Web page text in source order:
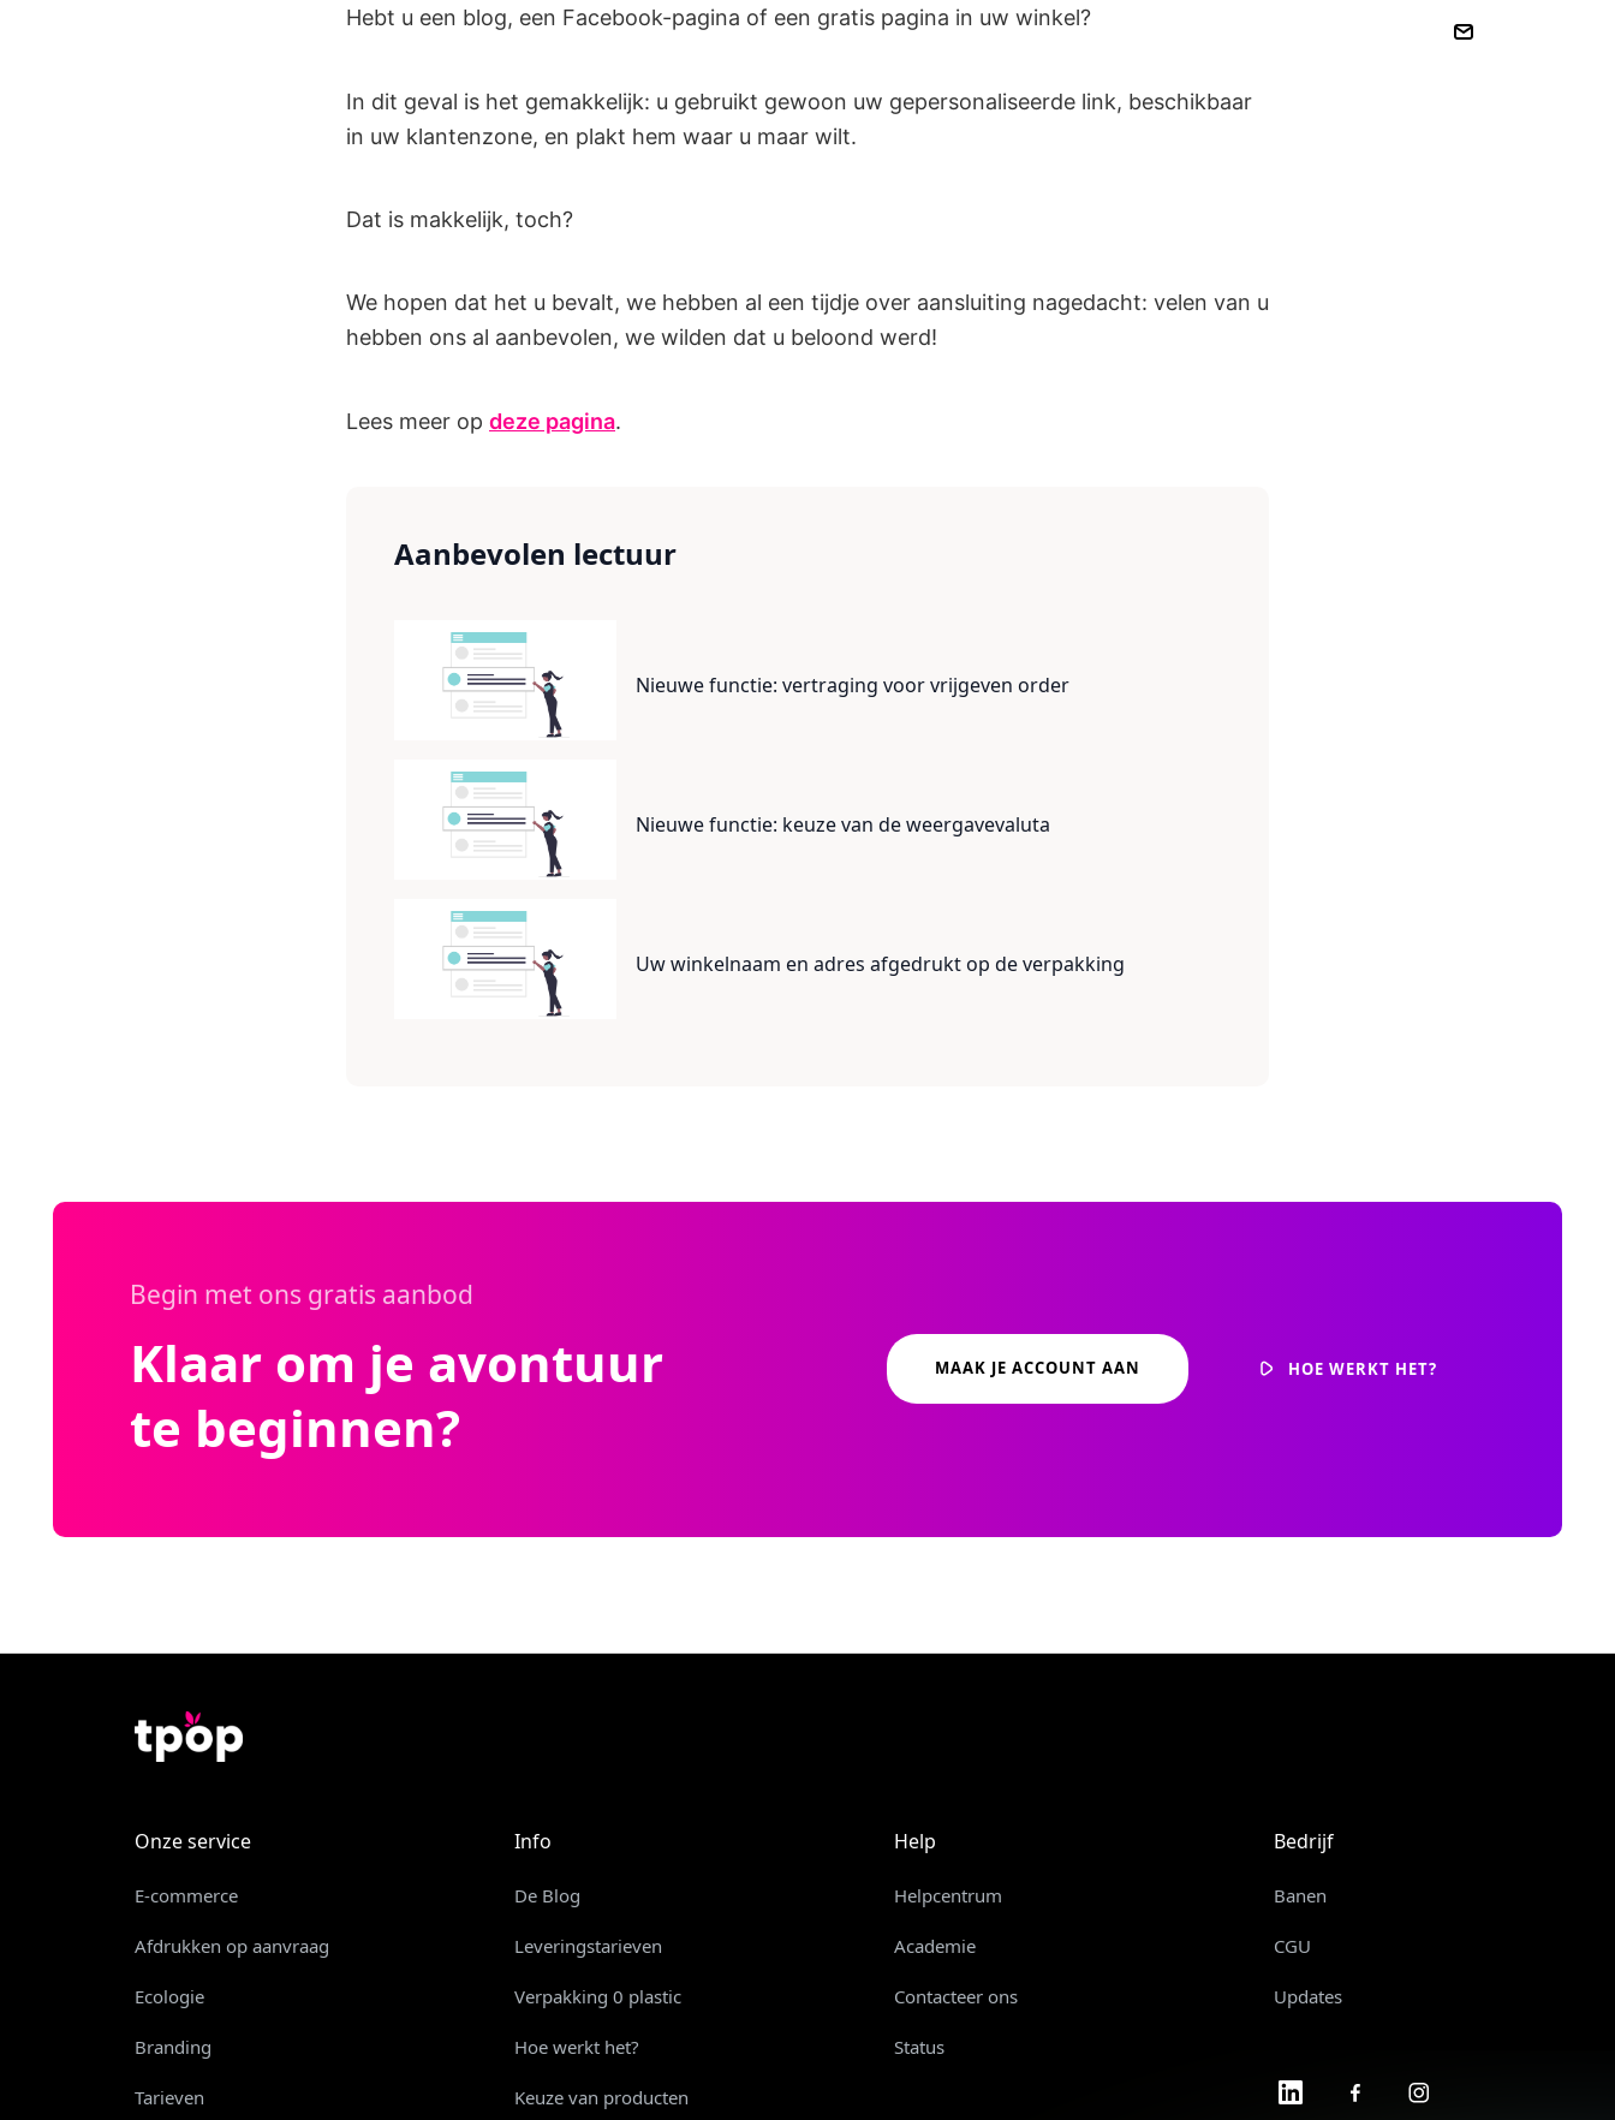
Hebt u een blog, een Facebook-pagina of een gratis pagina in uw winkel?
In dit geval is het gemakkelijk: u gebruikt gewoon uw gepersonaliseerde link, beschikbaar
in uw klantenzone, en plakt hem waar u maar wilt.
Dat is makkelijk, toch?
We hopen dat het u bevalt, we hebben al een tijdje over aansluiting nagedacht: velen van u
hebben ons al aanbevolen, we wilden dat u beloond werd!
Lees meer op deze pagina.
Aanbevolen lectuur
Nieuwe functie: vertraging voor vrijgeven order
Nieuwe functie: keuze van de weergavevaluta
Uw winkelnaam en adres afgedrukt op de verpakking
Begin met ons gratis aanbod
Klaar om je avontuur
te beginnen?
MAAK JE ACCOUNT AAN HOE WERKT HET?
Onze service
E-commerce
Afdrukken op aanvraag
Ecologie
Branding
Tarieven
Info
De Blog
Leveringstarieven
Verpakking 0 plastic
Hoe werkt het?
Keuze van producten
Help
Helpcentrum
Academie
Contacteer ons
Status
Bedrijf
Banen
CGU
Updates